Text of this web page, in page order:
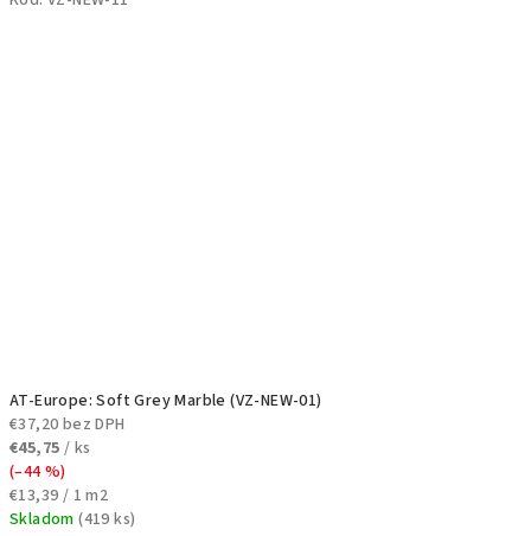
AT-Europe: Soft Grey Marble (VZ-NEW-01)
€37,20 bez DPH
€45,75 / ks
(–44 %)
Jednotková
cena:
€13,39 / 1 m2
Skladom(419 ks)